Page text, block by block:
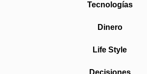
Tecnologías
Dinero
Life Style